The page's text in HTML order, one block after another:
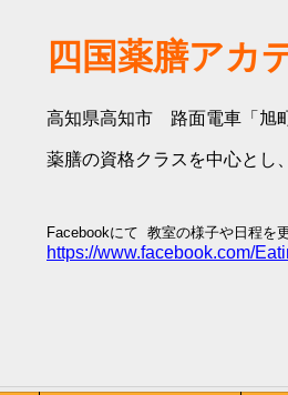
四国薬膳アカ
高知県高知市 路面電車「旭
薬膳の資格クラスを中心とし
Facebookにて 教室の様子や日程を
https://www.facebook.com/